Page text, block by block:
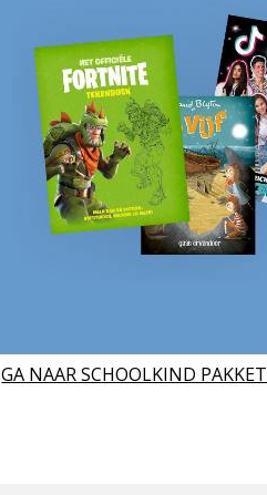
GA NAAR SCHOOLKIND PAKKET